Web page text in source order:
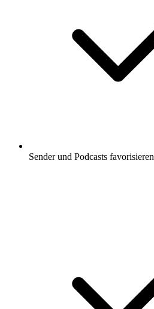
Sender und Podcasts favorisieren